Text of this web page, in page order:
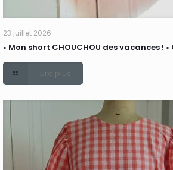
23 juillet 2026
• Mon short CHOUCHOU des vacances !
Lire plus